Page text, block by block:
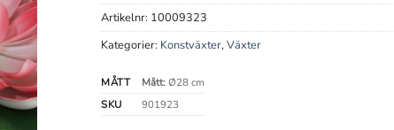
Artikelnr: 10009323
Kategorier: Konstväxter,Växter
MÅTT Mått:Ø28 cm
SKU
901923